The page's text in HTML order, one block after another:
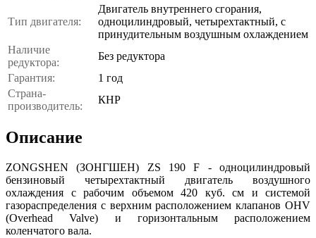
Тип двигателя:
Двигатель внутреннего сгорания,
одноцилиндровый, четырехтактный, с
принудительным воздушным охлаждением
Наличие
редуктора:
Без редуктора
Гарантия:
1 год
Страна-
производитель:
КНР
Описание
ZONGSHEN (ЗОНГШЕН) ZS 190 F - одноцилиндровый
бензиновый четырехтактный двигатель воздушного
охлаждения с рабочим объемом 420 куб. см и системой
газораспределения с верхним расположением клапанов OHV
(Overhead Valve) и горизонтальным расположением
коленчатого вала.